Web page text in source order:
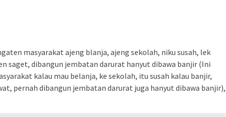
masyarakat ajeng blanja, ajeng sekolah, niku susah, lek
saget, dibangun jembatan darurat hanyut dibawa banjir (Ini
kalau mau belanja, ke sekolah, itu susah kalau banjir,
pernah dibangun jembatan darurat juga hanyut dibawa banjir),